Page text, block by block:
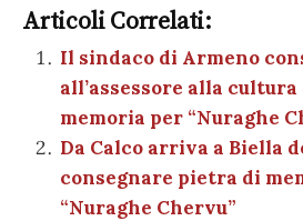
e
b
o
o
k
te
r
es
t A
p
p
ai
l
n
di
vi
di
Articoli Correlati:
Il sindaco di Armeno
all’assessore alla
memoria per “Nuraghe
Da Calco arriva a Biella
consegnare pietra di
“Nuraghe Chervu”